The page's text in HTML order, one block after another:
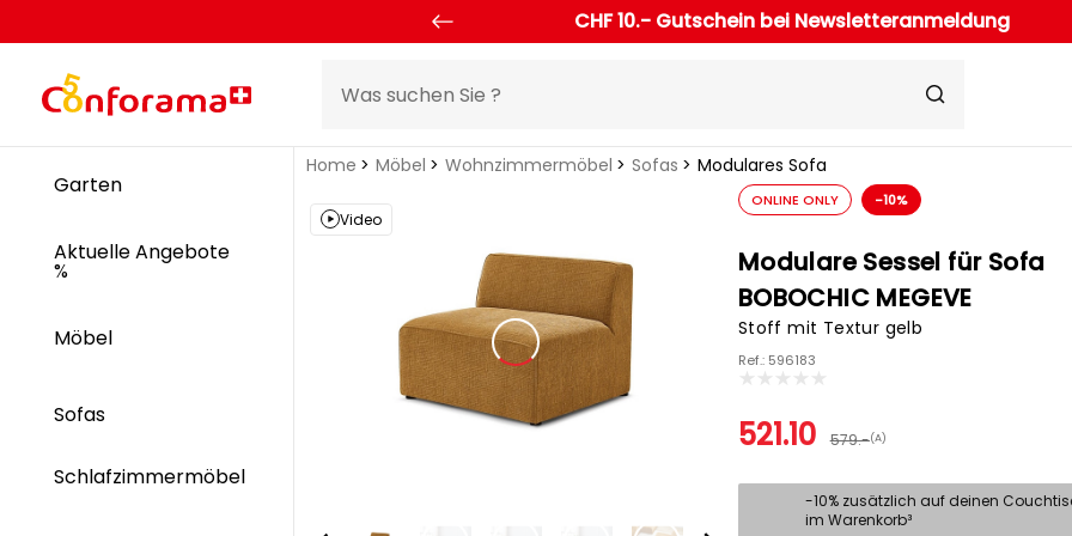
CHF 10.- Gutschein bei Newsletteranmeldung
Garten
Aktuelle Angebote
%
Möbel
Sofas
Schlafzimmermöbel
Home Möbel Wohnzimmermöbel Sofas Modulares Sofa
Video
ONLINE ONLY -10%
Modulare Sessel für Sofa
BOBOCHIC MEGEVE
Stoff mit Textur gelb
Ref.: 596183
521.10 579.-(A)
-10% zusätzlich auf deinen
im Warenkorb³